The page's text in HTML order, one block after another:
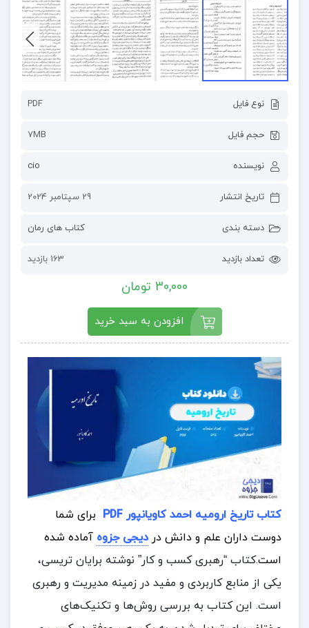
نوع فایل PDF
حجم فایل 7MB
نویسنده cio
تاریخ انتشار 29 سپتامبر 2024
دسته بندی کتاب های رمان
تعداد بازدید 163 بازدید
30,000 تومان
افزودن به سبد خرید
کتاب تاریخ ارومیه احمد کاویانپور PDF
برای شما
دوست داران علم و دانش دردیجی جزوه آماده شده
است.کتاب “رهبری کسب و کار” نوشته برایان تریسی،
یکی از منابع کاربردی و مفید در زمینه مدیریت و رهبری
است. این کتاب به بررسی روش‌ها و تکنیک‌های